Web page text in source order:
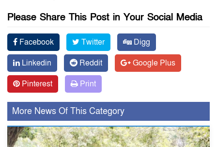
Please Share This Post in Your Social Media
Facebook Twitter
Digg
Linkedin
Reddit
Google Plus
Pinterest
Print
More News Of This Category